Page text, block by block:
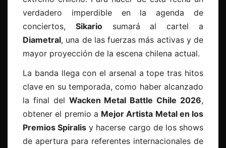
verdadero imperdible en la agenda de
conciertos, Sikariosumará al cartel a
Diametral, una de las fuerzas más activas y de
mayor proyección de la escena chilena actual.
La banda llega con el arsenal a tope tras hitos
clave en su temporada, como haber alcanzado
la final del Wacken Metal Battle Chile 2026,
obtener el premio a Mejor Artista Metal en los
Premios Spiralis y hacerse cargo de los shows
de apertura para referentes internacionales de